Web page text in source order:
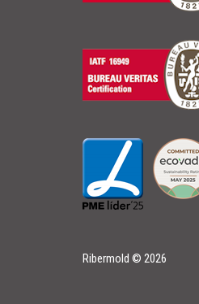
Ribermold © 2026